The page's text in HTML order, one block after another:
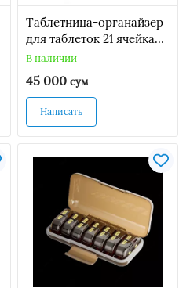
Таблетница-органайзер
для таблеток 21 ячейка
(21x11,5см.)
В наличии
45 000 сум
Написать